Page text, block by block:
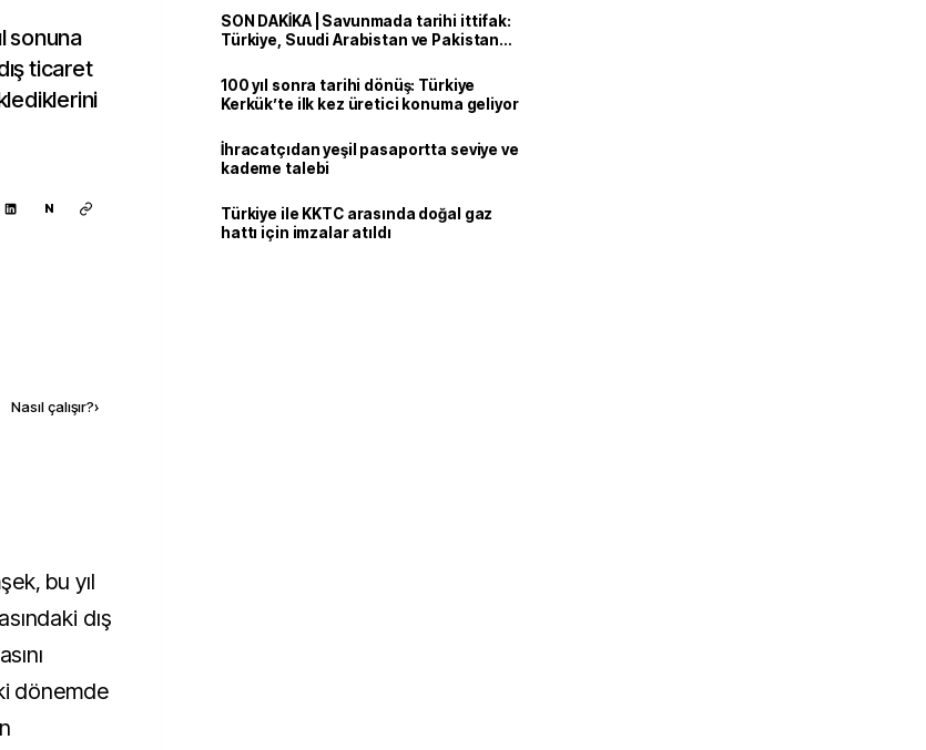
sonuna
ticaret
N
Nasıl çalışır?›
bu yıl
dış
dönemde
SON DAKİKA | Savunmada tarihi ittifak:
Türkiye, Suudi Arabistan ve Pakistan
100 yıl sonra tarihi dönüş: Türkiye
Kerkük’te ilk kez üretici konuma geliyor
İhracatçıdan yeşil pasaportta seviye ve
kademe talebi
Türkiye ile KKTC arasında doğal gaz
hattı için imzalar atıldı